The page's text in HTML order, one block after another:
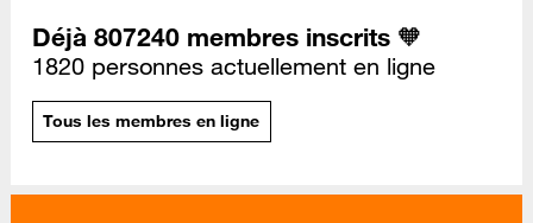
Déjà 807240 membres inscrits 🧡
1820 personnes actuellement en ligne
Tous les membres en ligne